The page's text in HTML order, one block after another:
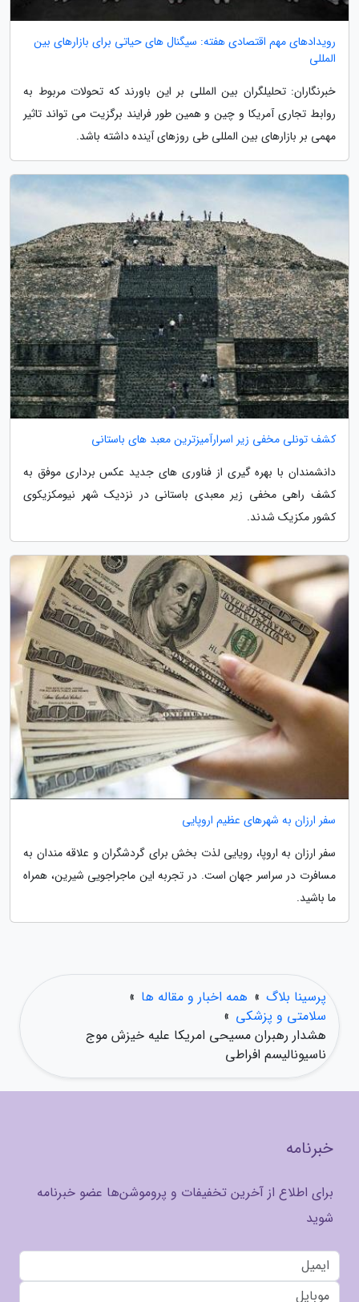
رویدادهای مهم اقتصادی هفته: سیگنال های حیاتی برای بازارهای بین
المللی
خبرنگاران: تحلیلگران بین المللی بر این باورند که تحولات مربوط به
روابط تجاری آمریکا و چین و همین طور فرایند برگزیت می تواند تاثیر
مهمی بر بازارهای بین المللی طی روزهای آینده داشته باشد.
کشف تونلی مخفی زیر اسرارآمیزترین معبد های باستانی
دانشمندان با بهره گیری از فناوری های جدید عکس برداری موفق به
کشف راهی مخفی زیر معبدی باستانی در نزدیک شهر نیومکزیکوی
کشور مکزیک شدند.
سفر ارزان به شهرهای عظیم اروپایی
سفر ارزان به اروپا، رویایی لذت بخش برای گردشگران و علاقه مندان به
مسافرت در سراسر جهان است. در تجربه این ماجراجویی شیرین، همراه
ما باشید.
پرسینا بلاگ » همه اخبار و مقاله ها »
سلامتی و پزشکی »
هشدار رهبران مسیحی امریکا علیه خیزش موج
ناسیونالیسم افراطی
خبرنامه
برای اطلاع از آخرین تخفیفات و پروموشن‌ها عضو خبرنامه
شوید